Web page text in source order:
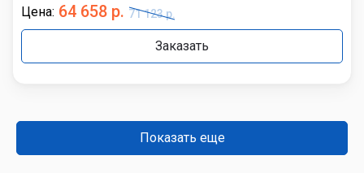
Цена: 64 658 р. 71 123 р.
Заказать
Показать еще